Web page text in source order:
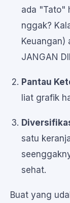
ada "Tato"
nggak?
Keuangan)
JANGAN
Pantau
liat grafik
satu
sehat.
Buat yang